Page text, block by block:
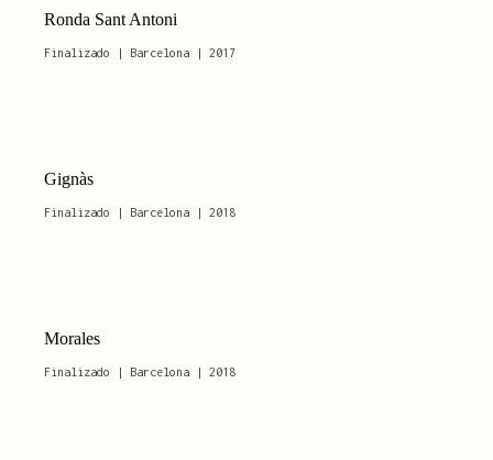
Ronda Sant Antoni
Finalizado | Barcelona | 2017
Gignàs
Finalizado | Barcelona | 2018
Morales
Finalizado | Barcelona | 2018